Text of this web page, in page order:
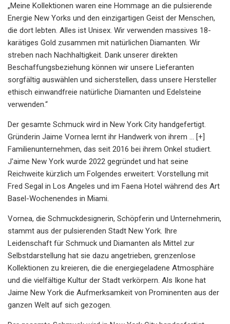
„Meine Kollektionen waren eine Hommage an die pulsierende
Energie New Yorks und den einzigartigen Geist der Menschen,
die dort lebten. Alles ist Unisex. Wir verwenden massives 18-
karätiges Gold zusammen mit natürlichen Diamanten. Wir
streben nach Nachhaltigkeit. Dank unserer direkten
Beschaffungsbeziehung können wir unsere Lieferanten
sorgfältig auswählen und sicherstellen, dass unsere Hersteller
ethisch einwandfreie natürliche Diamanten und Edelsteine ​​
verwenden.“
Der gesamte Schmuck wird in New York City handgefertigt.
Gründerin Jaime Vornea lernt ihr Handwerk von ihrem ... [+]
Familienunternehmen, das seit 2016 bei ihrem Onkel studiert.
J'aime New York wurde 2022 gegründet und hat seine
Reichweite kürzlich um Folgendes erweitert: Vorstellung mit
Fred Segal in Los Angeles und im Faena Hotel während des Art
Basel-Wochenendes in Miami.
Vornea, die Schmuckdesignerin, Schöpferin und Unternehmerin,
stammt aus der pulsierenden Stadt New York. Ihre
Leidenschaft für Schmuck und Diamanten als Mittel zur
Selbstdarstellung hat sie dazu angetrieben, grenzenlose
Kollektionen zu kreieren, die die energiegeladene Atmosphäre
und die vielfältige Kultur der Stadt verkörpern. Als Ikone hat
Jaime New York die Aufmerksamkeit von Prominenten aus der
ganzen Welt auf sich gezogen.